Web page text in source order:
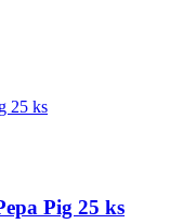
Pig 25 ks